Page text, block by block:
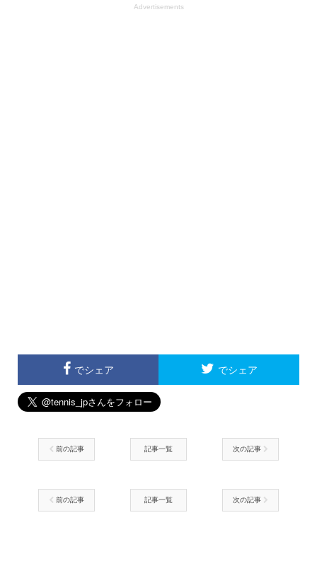
Advertisements
でシェア でシェア
前の記事 記事一覧 次の記事
前の記事 記事一覧 次の記事